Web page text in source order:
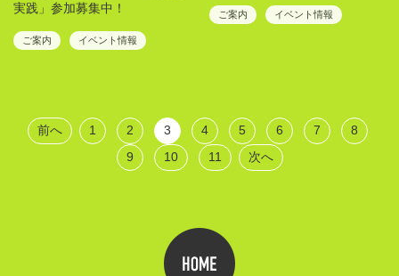
実践」参加募集中！
ご案内 イベント情報
ご案内 イベント情報
前へ 1 2 3 4 5 6 7
8
9
10 11 次へ